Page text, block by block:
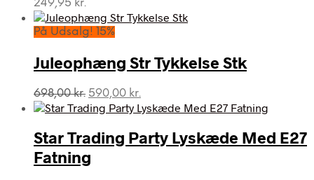
249,95 kr.
På Udsalg! 15%
Juleophæng Str Tykkelse Stk
698,00kr. Den
oprindelige
var:
698,00 kr..
590,00 kr.
aktuelle
er:
590,00 kr..
Star Trading Party Lyskæde Med E27
Fatning